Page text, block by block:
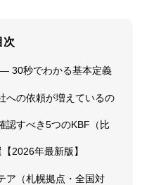
次
30秒でわかる基本定義
への依頼が増えているの
認すべき5つのKBF（比
2026年最新版】
ア（札幌拠点・全国対